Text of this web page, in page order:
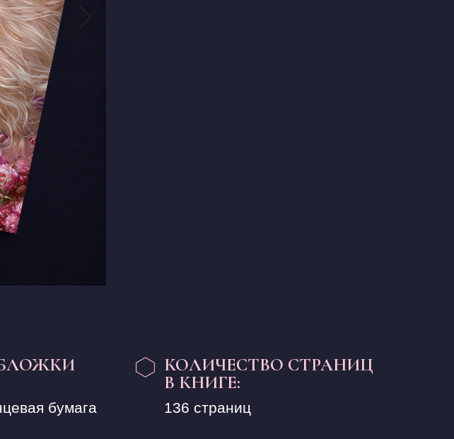
бумага
КОЛИЧЕСТВО СТРАНИЦ
В КНИГЕ:
136 страниц